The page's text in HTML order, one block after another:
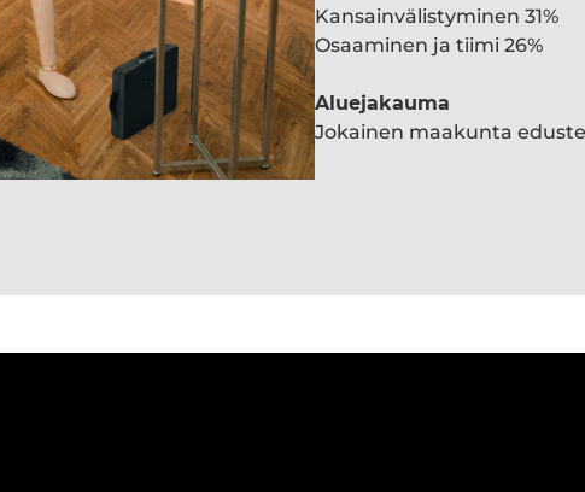
Kansainvälistyminen 31%
Osaaminen ja tiimi 26%
Aluejakauma
Jokainen maakunta